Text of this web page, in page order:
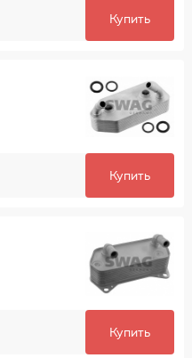
Купить
Купить
Купить